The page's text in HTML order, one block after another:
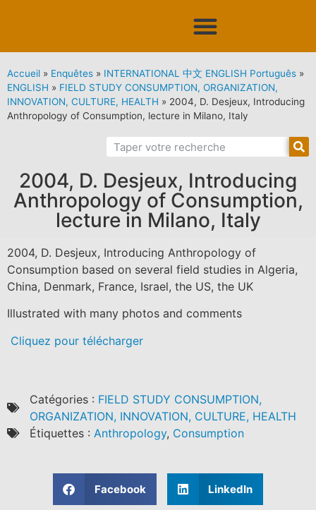
Accueil » Enquêtes » INTERNATIONAL 中文 ENGLISH Português »
ENGLISH » FIELD STUDY CONSUMPTION, ORGANIZATION,
INNOVATION, CULTURE, HEALTH » 2004, D. Desjeux, Introducing
Anthropology of Consumption, lecture in Milano, Italy
2004, D. Desjeux, Introducing
Anthropology of Consumption,
lecture in Milano, Italy
2004, D. Desjeux, Introducing Anthropology of
Consumption based on several field studies in Algeria,
China, Denmark, France, Israel, the US, the UK
Illustrated with many photos and comments
Cliquez pour télécharger
Catégories : FIELD STUDY CONSUMPTION,
ORGANIZATION, INNOVATION, CULTURE, HEALTH
Étiquettes : Anthropology, Consumption
Facebook LinkedIn